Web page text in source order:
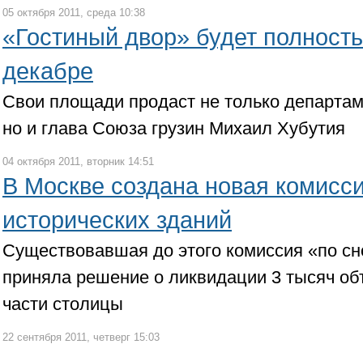
05 октября 2011, среда 10:38
«Гостиный двор» будет
декабре
Свои площади продаст не только
но и глава Союза грузин Михаил Хубутия
04 октября 2011, вторник 14:51
В Москве создана новая
исторических зданий
Существовавшая до этого комиссия «по
приняла решение о ликвидации 3 тысяч
части столицы
22 сентября 2011, четверг 15:03